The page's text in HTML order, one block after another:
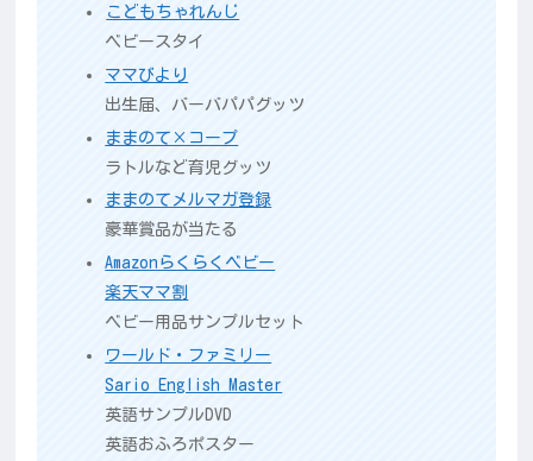
こどもちゃれんじ
ベビースタイ
ママびより
出生届、バーバパパグッツ
ままのて×コープ
ラトルなど育児グッツ
ままのてメルマガ登録
豪華賞品が当たる
Amazonらくらくベビー
楽天ママ割
ベビー用品サンプルセット
ワールド・ファミリー
Sario English Master
英語サンプルDVD
英語おふろポスター